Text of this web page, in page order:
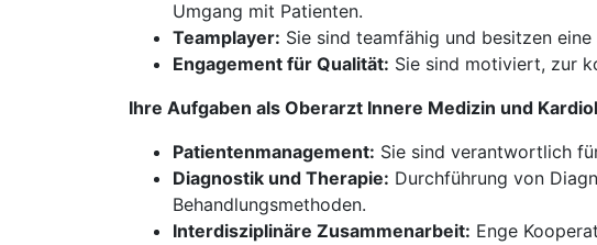
Umgang mit Patienten.
Teamplayer: Sie sind teamfähig und besitzen
Engagement für Qualität: Sie sind motiviert, zur
Ihre Aufgaben als Oberarzt Innere Medizin und
Patientenmanagement: Sie sind verantwortlich
Diagnostik und Therapie: Durchführung von
Behandlungsmethoden.
Interdisziplinäre Zusammenarbeit: Enge